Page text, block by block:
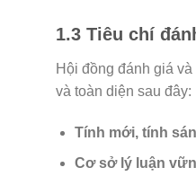
1.3 Tiêu chí
Hội đồng đánh giá
và toàn diện sau đây:
Tính mới, tính
Cơ sở lý luận